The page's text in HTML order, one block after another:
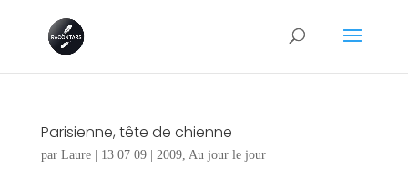
Parisienne, tête de chienne
par Laure| 13 07 09| 2009, Au jour le jour